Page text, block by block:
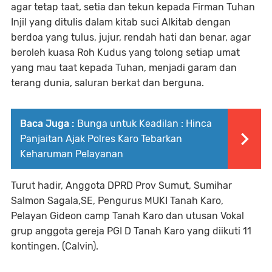
agar tetap taat, setia dan tekun kepada Firman Tuhan
Injil yang ditulis dalam kitab suci Alkitab dengan
berdoa yang tulus, jujur, rendah hati dan benar, agar
beroleh kuasa Roh Kudus yang tolong setiap umat
yang mau taat kepada Tuhan, menjadi garam dan
terang dunia, saluran berkat dan berguna.
Baca Juga : Bunga untuk Keadilan : Hinca
Panjaitan Ajak Polres Karo Tebarkan
Keharuman Pelayanan
Turut hadir, Anggota DPRD Prov Sumut, Sumihar
Salmon Sagala,SE, Pengurus MUKI Tanah Karo,
Pelayan Gideon camp Tanah Karo dan utusan Vokal
grup anggota gereja PGI D Tanah Karo yang diikuti 11
kontingen. (Calvin).